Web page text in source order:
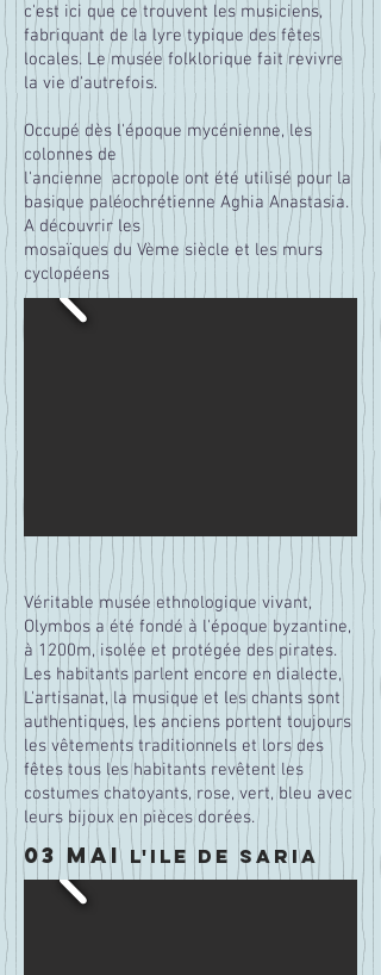
c'est ici que ce trouvent les musiciens,
fabriquant de la lyre typique des fêtes
locales. Lemusée folklorique fait revivre
la vie d'autrefois.
Occupé dès l'époque mycénienne, les
colonnes de
l'ancienne acropole ont été utilisé pour la
basique paléochrétienne Aghia Anastasia.
A découvrir les
mosaïques du Vème siècle et les murs
cyclopéens
Véritable musée ethnologique vivant,
Olymbos a été fondé à l'époque byzantine,
à 1200m, isolée et protégée des pirates.
Les habitants parlent encore en dialecte,
L'artisanat, la musique et les chants sont
authentiques, les anciens portent toujours
les vêtements traditionnels et lors des
fêtes tous les habitants revêtent les
costumes chatoyants, rose, vert, bleu avec
leurs bijoux en pièces dorées.
03 MAI l'ile de saria